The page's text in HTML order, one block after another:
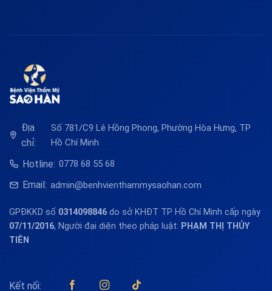
Địa
chỉ:
Số 781/C9 Lê Hồng Phong, Phường Hòa Hưng, TP
Hồ Chí Minh
Hotline: 0778 68 55 68
Email: admin@benhvienthammysaohan.com
GPĐKKD số 0314098846 do sở KHĐT TP Hồ Chí Minh cấp ngày
07/11/2016, Người đại diện theo pháp luật: PHẠM THỊ THỦY
TIÊN
Kết nối: